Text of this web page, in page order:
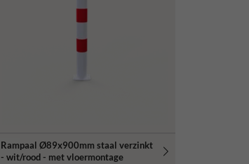
Rampaal Ø89x900mm staal verzinkt
- wit/rood - met vloermontage